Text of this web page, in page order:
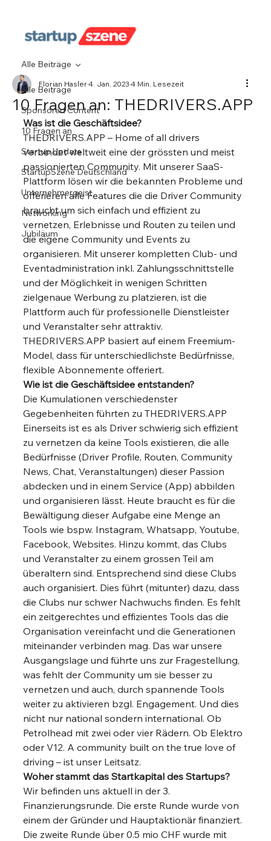
Alle Beiträge
Sponsored Content
10 Fragen an
Startup Update
StartupSzene Deutschland
Unternehmergeist
Networking
Jubiläum
Alle Beiträge
10 Fragen an: THEDRIVERS.APP
Florian Hasler4. Jan. 20234 Min. Lesezeit
Was ist die Geschäftsidee?
THEDRIVERS.APP – Home of all drivers
verbindet weltweit eine der grössten und meist
passionierten Community. Mit unserer SaaS-
Plattform lösen wir die bekannten Probleme und
offerieren alle Features die die Driver Community
braucht um sich einfach und effizient zu
vernetzen, Erlebnisse und Routen zu teilen und
die eigene Community und Events zu
organisieren. Mit unserer kompletten Club- und
Eventadministration inkl. Zahlungsschnittstelle
und der Möglichkeit in wenigen Schritten
zielgenaue Werbung zu platzieren, ist die
Plattform auch für professionelle Dienstleister
und Veranstalter sehr attraktiv.
THEDRIVERS.APP basiert auf einem Freemium-
Model, dass für unterschiedlichste Bedürfnisse,
flexible Abonnemente offeriert.
Wie ist die Geschäftsidee entstanden?
Die Kumulationen verschiedenster
Gegebenheiten führten zu THEDRIVERS.APP
Einerseits ist es als Driver schwierig sich effizient
zu vernetzen da keine Tools existieren, die alle
Bedürfnisse (Driver Profile, Routen, Community
News, Chat, Veranstaltungen) dieser Passion
abdecken und in einem Service (App) abbilden
und organisieren lässt. Heute braucht es für die
Bewältigung dieser Aufgabe eine Menge an
Tools wie bspw. Instagram, Whatsapp, Youtube,
Facebook, Websites. Hinzu kommt, das Clubs
und Veranstalter zu einem grossen Teil am
überaltern sind. Entsprechend sind diese Clubs
auch organisiert. Dies führt (mitunter) dazu, dass
die Clubs nur schwer Nachwuchs finden. Es fehlt
ein zeitgerechtes und effizientes Tools das die
Organisation vereinfacht und die Generationen
miteinander verbinden mag. Das war unsere
Ausgangslage und führte uns zur Fragestellung,
was fehlt der Community um sie besser zu
vernetzen und auch, durch spannende Tools
weiter zu aktivieren bzgl. Engagement. Und dies
nicht nur national sondern international. Ob
Petrolhead mit zwei oder vier Rädern. Ob Elektro
oder V12. A community built on the true love of
driving – ist unser Leitsatz.
Woher stammt das Startkapital des Startups?
Wir befinden uns aktuell in der 3.
Finanzierungsrunde. Die erste Runde wurde von
einem der Gründer und Hauptaktionär finanziert.
Die zweite Runde über 0.5 mio CHF wurde mit